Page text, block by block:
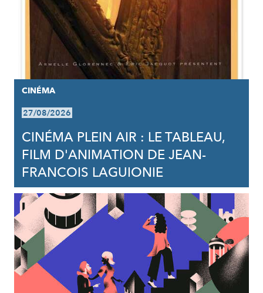
CINÉMA
27/08/2026
CINÉMA PLEIN AIR : LE TABLEAU,
FILM D'ANIMATION DE JEAN-
FRANCOIS LAGUIONIE